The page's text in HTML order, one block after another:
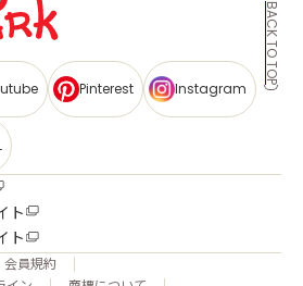
BACK TO TOP
Pinterest Instagram
ト
ト
会員規約